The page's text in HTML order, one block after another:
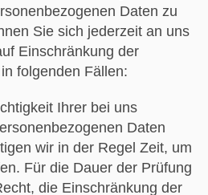
Daten zu
Sie sich jederzeit an uns
Einschränkung der
folgenden Fällen:
Ihrer bei uns
Daten
wir in der Regel Zeit, um
Für die Dauer der Prüfung
die Einschränkung der